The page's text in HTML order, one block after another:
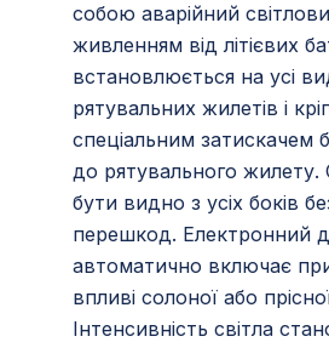
собою аварійний
живленням від літієвих
встановлюється на усі
рятувальних жилетів і
спеціальним затискачем
до рятувального жилету.
бути видно з усіх боків
перешкод. Електронний
автоматично включає
впливі солоної або
Інтенсивність світла